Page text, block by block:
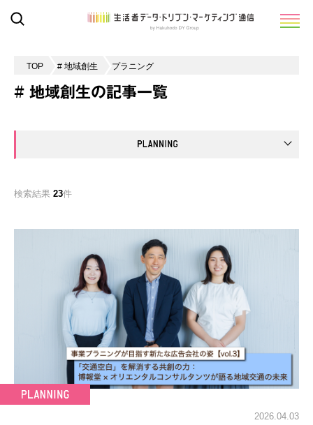
TOP # 地域創生 プラニング
# 地域創生の記事一覧
検索結果 23件
2026.04.03